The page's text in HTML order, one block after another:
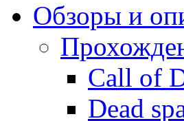
Обзоры и
Call of
Dead